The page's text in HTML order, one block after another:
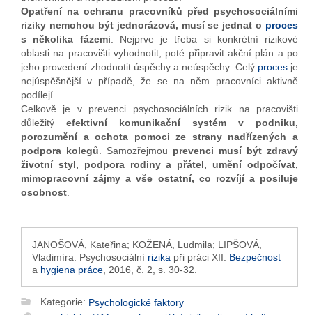
Opatření na ochranu pracovníků před psychosociálními
riziky nemohou být jednorázová, musí se jednat o proces
s několika fázemi . Nejprve je třeba si konkrétní rizikové
oblasti na pracovišti vyhodnotit, poté připravit akční plán a po
jeho provedení zhodnotit úspěchy a neúspěchy. Celý procesje
nejúspěšnější v případě, že se na něm pracovníci aktivně
podílejí.
Celkově je v prevenci psychosociálních rizik na pracovišti
důležitý efektivní komunikační systém v podniku,
porozumění a ochota pomoci ze strany nadřízených a
podpora kolegů . Samozřejmou prevenci musí být zdravý
životní styl, podpora rodiny a přátel, umění odpočívat,
mimopracovní zájmy a vše ostatní, co rozvíjí a posiluje
osobnost
JANOŠOVÁ, Kateřina; KOŽENÁ, Ludmila; LIPŠOVÁ,
Vladimíra. Psychosociální rizika při práci XII. Bezpečnost
a hygiena práce , 2016, č. 2, s. 30-32.
Kategorie: Psychologické faktory